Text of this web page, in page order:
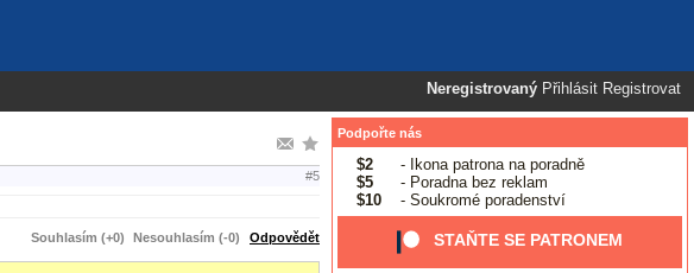
Neregistrovaný Přihlásit Registrovat
#5
Souhlasím (+0) Nesouhlasím (-0) Odpovědět
Podpořte nás
$2
- Ikona patrona na poradně
$5
- Poradna bez reklam
$10
- Soukromé poradenství
STAŇTE SE PATRONEM